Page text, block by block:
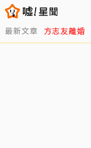
最新文章 方志友離婚